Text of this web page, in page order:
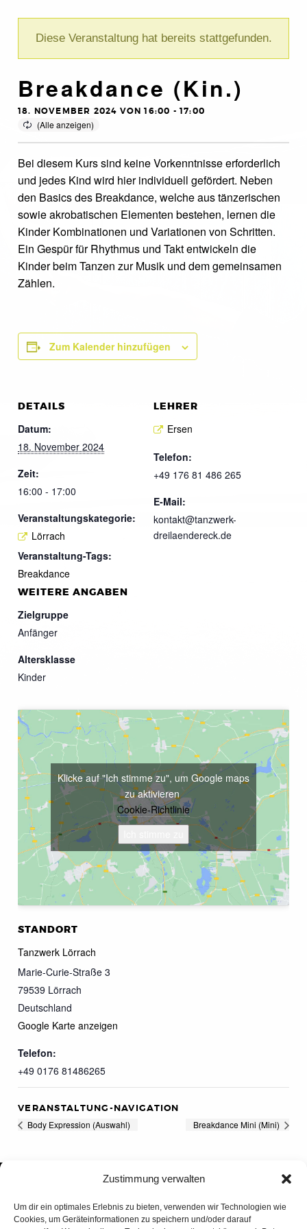
Zustimmung verwalten
Um dir ein optimales Erlebnis zu bieten, verwenden wir Technologien wie
Cookies, um Geräteinformationen zu speichern und/oder darauf
Diese Veranstaltung hat bereits stattgefunden.
Breakdance (Kin.)
18. NOVEMBER 2024 VON 16:00 -17:00
Bei diesem Kurs sind keine Vorkenntnisse erforderlich
und jedes Kind wird hier individuell gefördert. Neben
den Basics des Breakdance, welche aus tänzerischen
sowie akrobatischen Elementen bestehen, lernen die
Kinder Kombinationen und Variationen von Schritten.
Ein Gespür für Rhythmus und Takt entwickeln die
Kinder beim Tanzen zur Musik und dem gemeinsamen
Zählen.
Zum Kalender hinzufügen
DETAILS
Datum:
18. November 2024
Zeit:
16:00 - 17:00
Veranstaltungskategorie:
Lörrach
Veranstaltung-Tags:
Breakdance
LEHRER
Ersen
Telefon:
+49 176 81 486 265
E-Mail:
kontakt@tanzwerk-
dreilaendereck.de
WEITERE ANGABEN
Zielgruppe
Anfänger
Altersklasse
Kinder
STANDORT
Tanzwerk Lörrach
Marie-Curie-Straße 3
79539 Lörrach
Deutschland
Google Karte anzeigen
Telefon:
+49 0176 81486265
Klicke auf "Ich stimme zu", um Google maps
zu aktivieren
Cookie-Richtlinie
VERANSTALTUNG-NAVIGATION
Body Expression (Auswahl) Breakdance Mini (Mini)